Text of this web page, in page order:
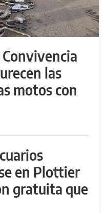
las
motos con
en Plottier
gratuita que